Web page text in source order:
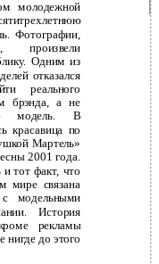
молодежной
Фотографии,
произвели
Одним из
отказался
реального
брэнда, а не
модель. В
красавица по
Мартель»
2001 года.
и тот факт, что
мире связана
модельными
История
рекламы
нигде до этого